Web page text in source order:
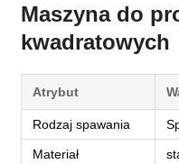
Maszyna do
kwadratowych
Atrybut
Rodzaj spawania
Materiał